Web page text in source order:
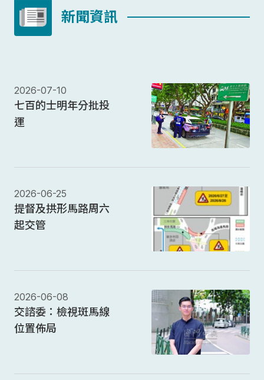
新聞資訊
2026-07-10
七百的士明年分批投
運
2026-06-25
提督及拱形馬路周六
起交管
2026-06-08
交諮委：檢視斑馬線
位置佈局